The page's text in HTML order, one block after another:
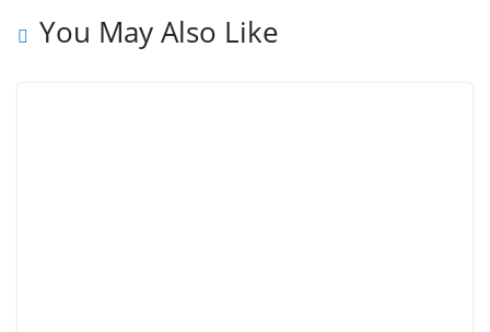
You May Also Like